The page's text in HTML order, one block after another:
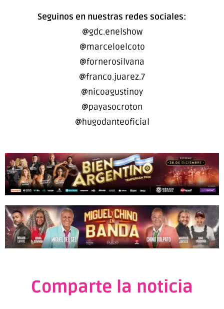
Seguinos en nuestras redes sociales:
@gdc.enelshow
@marceloelcoto
@fornerosilvana
@franco.juarez.7
@nicoagustinoy
@payasocroton
@hugodanteoficial
Comparte la noticia